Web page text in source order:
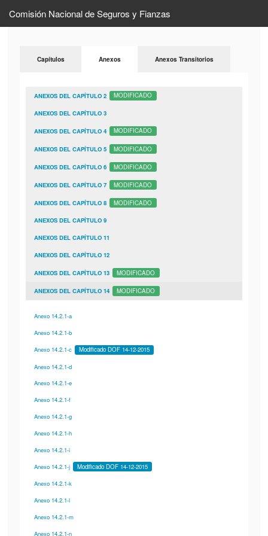
Comisión Nacional de Seguros y Fianzas
Capítulos Anexos Anexos Transitorios
ANEXOS DEL CAPÍTULO 2 MODIFICADO
ANEXOS DEL CAPÍTULO 3
ANEXOS DEL CAPÍTULO 4 MODIFICADO
ANEXOS DEL CAPÍTULO 5 MODIFICADO
ANEXOS DEL CAPÍTULO 6 MODIFICADO
ANEXOS DEL CAPÍTULO 7 MODIFICADO
ANEXOS DEL CAPÍTULO 8 MODIFICADO
ANEXOS DEL CAPÍTULO 9
ANEXOS DEL CAPÍTULO 11
ANEXOS DEL CAPÍTULO 12
ANEXOS DEL CAPÍTULO 13 MODIFICADO
ANEXOS DEL CAPÍTULO 14 MODIFICADO
Anexo 14.2.1-a
Anexo 14.2.1-b
Anexo 14.2.1-c Modificado DOF 14-12-2015
Anexo 14.2.1-d
Anexo 14.2.1-e
Anexo 14.2.1-f
Anexo 14.2.1-g
Anexo 14.2.1-h
Anexo 14.2.1-i
Anexo 14.2.1-j Modificado DOF 14-12-2015
Anexo 14.2.1-k
Anexo 14.2.1-l
Anexo 14.2.1-m
Anexo 14.2.1-n